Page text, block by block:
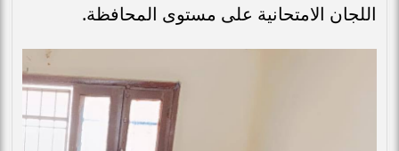
اللجان الامتحانية على مستوى المحافظة.